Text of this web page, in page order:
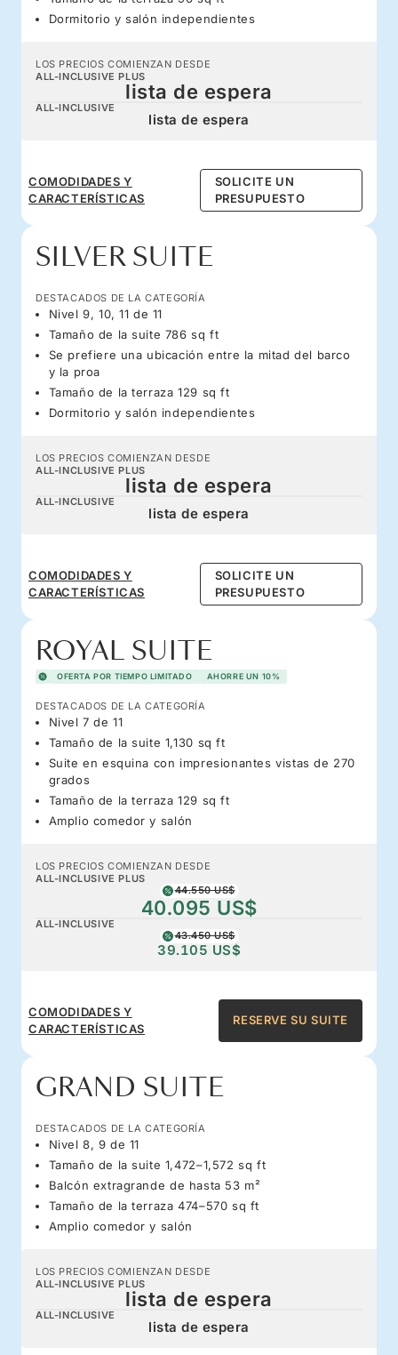
Dormitorio y salón independientes
LOS PRECIOS COMIENZAN DESDE
ALL-INCLUSIVE PLUS
lista de espera
ALL-INCLUSIVE
lista de espera
COMODIDADES Y
CARACTERÍSTICAS
SOLICITE UN
PRESUPUESTO
SILVER SUITE
DESTACADOS DE LA CATEGORÍA
Nivel 9, 10, 11 de 11
Tamaño de la suite 786 sq ft
Se prefiere una ubicación entre la mitad del barco
y la proa
Tamaño de la terraza 129 sq ft
Dormitorio y salón independientes
LOS PRECIOS COMIENZAN DESDE
ALL-INCLUSIVE PLUS
lista de espera
ALL-INCLUSIVE
lista de espera
COMODIDADES Y
CARACTERÍSTICAS
SOLICITE UN
PRESUPUESTO
ROYAL SUITE
OFERTA POR TIEMPO LIMITADO AHORRE UN 10%
DESTACADOS DE LA CATEGORÍA
Nivel 7 de 11
Tamaño de la suite 1,130 sq ft
Suite en esquina con impresionantes vistas de 270
grados
Tamaño de la terraza 129 sq ft
Amplio comedor y salón
LOS PRECIOS COMIENZAN DESDE
ALL-INCLUSIVE PLUS
44.550 US$
40.095 US$
ALL-INCLUSIVE
43.450 US$
39.105 US$
COMODIDADES Y
CARACTERÍSTICAS
RESERVE SU SUITE
GRAND SUITE
DESTACADOS DE LA CATEGORÍA
Nivel 8, 9 de 11
Tamaño de la suite 1,472–1,572 sq ft
Balcón extragrande de hasta 53 m²
Tamaño de la terraza 474–570 sq ft
Amplio comedor y salón
LOS PRECIOS COMIENZAN DESDE
ALL-INCLUSIVE PLUS
lista de espera
ALL-INCLUSIVE
lista de espera